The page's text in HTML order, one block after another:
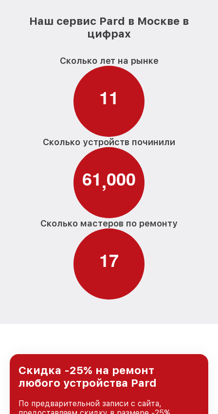
Наш сервис Pard в Москве в
цифрах
Сколько лет на рынке
11
Сколько устройств починили
61,000
Сколько мастеров по ремонту
17
Скидка -25% на ремонт
любого устройства Pard
По предварительной записи с сайта,